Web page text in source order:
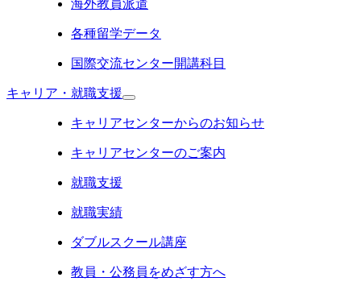
海外教員派遣
各種留学データ
国際交流センター開講科目
キャリア・就職支援
キャリアセンターからのお知らせ
キャリアセンターのご案内
就職支援
就職実績
ダブルスクール講座
教員・公務員をめざす方へ